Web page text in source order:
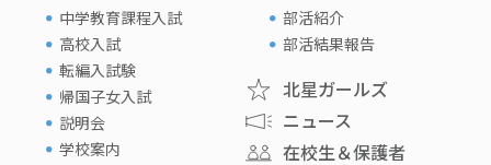
中学教育課程入試
高校入試
転編入試験
帰国子女入試
説明会
学校案内
部活紹介
部活結果報告
北星ガールズ
ニュース
在校生＆保護者